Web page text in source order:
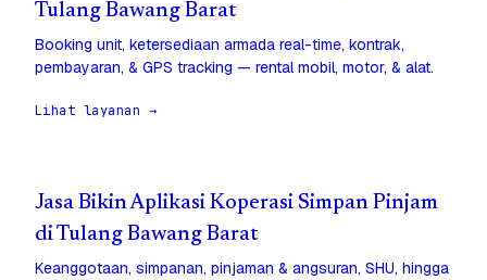
Tulang Bawang Barat
Booking unit, ketersediaan armada real-time, kontrak,
pembayaran, & GPS tracking — rental mobil, motor, & alat.
Lihat layanan →
Jasa Bikin Aplikasi Koperasi Simpan Pinjam
di Tulang Bawang Barat
Keanggotaan, simpanan, pinjaman & angsuran, SHU, hingga